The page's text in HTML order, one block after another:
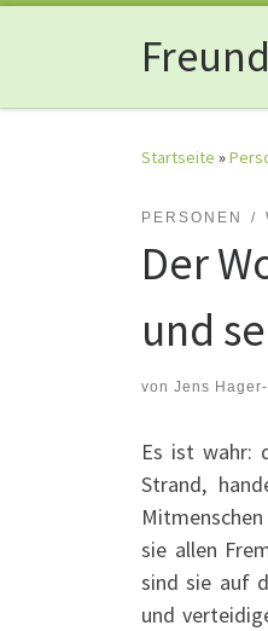
Startseite »
PERSONEN
Der
und
von Jens
Es ist wahr:
Strand,
sie allen
sind sie auf
und